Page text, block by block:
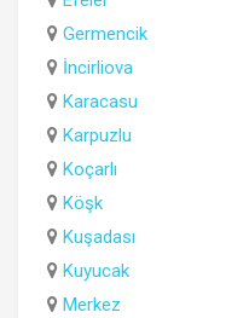
Germencik
İncirliova
Karacasu
Karpuzlu
Koçarlı
Köşk
Kuşadası
Kuyucak
Merkez